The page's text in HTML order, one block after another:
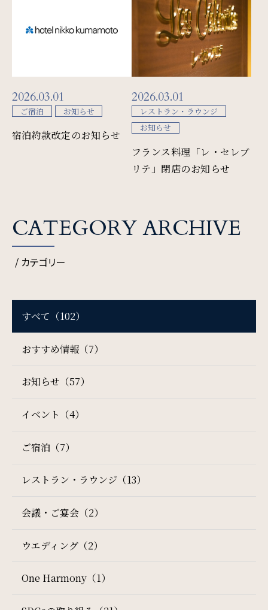
SDGs
SDGsへの取り組み
Contact
お問い合わせ
ご宿泊日を検索
2026.03.01
ご宿泊 お知らせ
宿泊約款改定のお知らせ
2026.03.01
レストラン・ラウンジ
お知らせ
フランス料理「レ・セレブ
リテ」閉店のお知らせ
CATEGORY ARCHIVE
/ カテゴリー
すべて（102）
おすすめ情報（7）
お知らせ（57）
イベント（4）
ご宿泊（7）
レストラン・ラウンジ（13）
会議・ご宴会（2）
ウエディング（2）
One Harmony（1）